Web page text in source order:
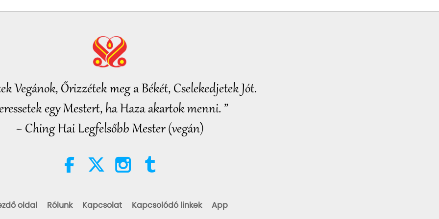
Vegánok, Őrizzétek meg a Békét, Cselekedjetek Jót.
egy Mestert, ha Haza akartok menni. ”
~ Ching Hai Legfelsőbb Mester (vegán)
oldal Rólunk Kapcsolat Kapcsolódó linkek App